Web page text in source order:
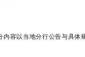
容以当地分行公告与具体